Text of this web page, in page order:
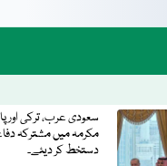
سعودی عرب، ترکی اور
مکرمہ میں مشترکہ
دستخط کر دیئے۔